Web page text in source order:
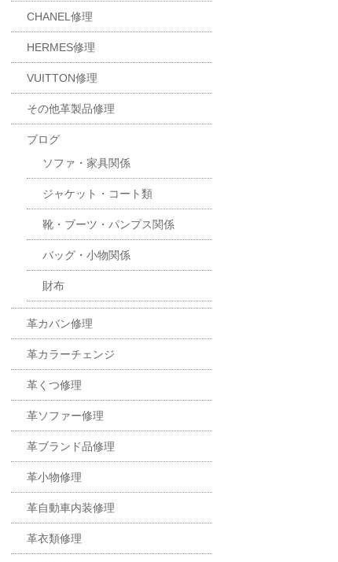
CHANEL修理
HERMES修理
VUITTON修理
その他革製品修理
ブログ
ソファ・家具関係
ジャケット・コート類
靴・ブーツ・パンプス関係
バッグ・小物関係
財布
革カバン修理
革カラーチェンジ
革くつ修理
革ソファー修理
革ブランド品修理
革小物修理
革自動車内装修理
革衣類修理